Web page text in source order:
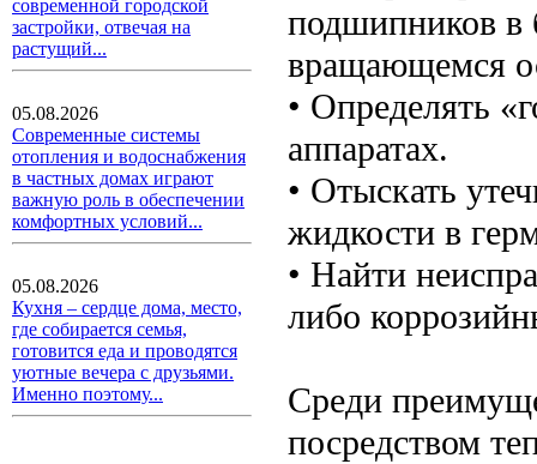
современной городской
застройки, отвечая на
растущий...
05.08.2026
Современные системы
отопления и водоснабжения
в частных домах играют
важную роль в обеспечении
комфортных условий...
05.08.2026
Кухня – сердце дома, место,
где собирается семья,
готовится еда и проводятся
уютные вечера с друзьями.
Именно поэтому...
подшипников в
вращающемся
• Определять
аппаратах.
• Отыскать
жидкости в
• Найти
либо
Среди
посредством